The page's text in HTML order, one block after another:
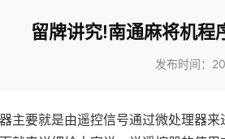
留牌讲究!南通麻将机程
发布时间：
主要就是由遥控信号通过微处理器